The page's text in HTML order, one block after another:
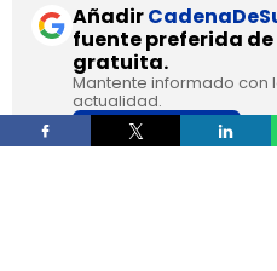
Añadir
fuente preferida
gratuita.
Mantente informado con
actualidad.
ACTIVAR AHORA